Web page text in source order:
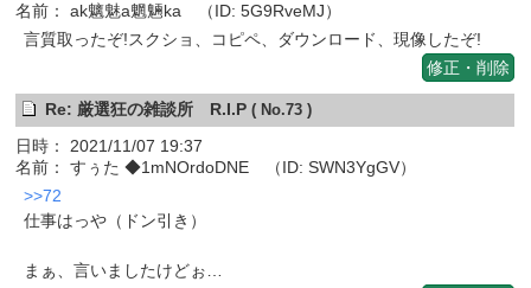
名前： ak魑魅a魍魎ka （ID: 5G9RveMJ）
言質取ったぞ!スクショ、コピペ、ダウンロード、現像したぞ!
修正・削除
Re: 厳選狂の雑談所 R.I.P( No.73 )
日時： 2021/11/07 19:37
名前： すぅた ◆1mNOrdoDNE （ID: SWN3YgGV）
>>72
仕事はっや（ドン引き）
まぁ、言いましたけどぉ…